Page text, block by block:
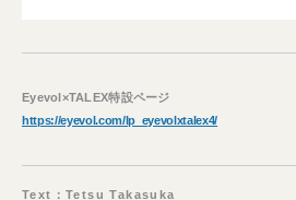
Eyevol×TALEX特設ページ
https://eyevol.com/lp_eyevolxtalex4/
Text：Tetsu Takasuka